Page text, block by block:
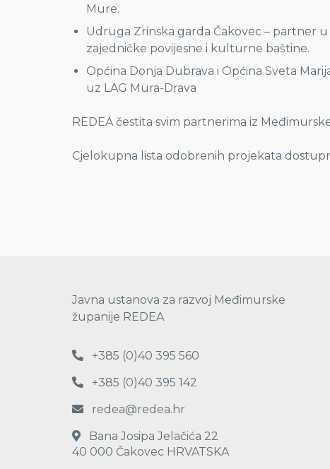
Mure.
Udruga Zrinska garda Čakovec – partner
zajedničke povijesne i kulturne baštine.
Općina Donja Dubrava i Općina Sveta
uz LAG Mura-Drava
REDEA čestita svim partnerima iz
Cjelokupna lista odobrenih projekata
Javna ustanova za razvoj Međimurske
županije REDEA
+385 (0)40 395 560
+385 (0)40 395 142
redea@redea.hr
Bana Josipa Jelačića 22
40 000 Čakovec HRVATSKA